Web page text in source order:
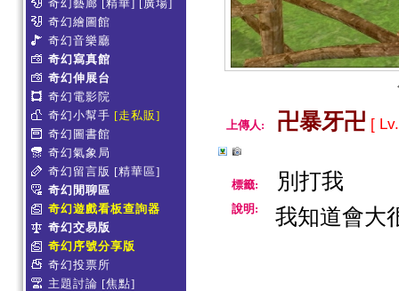
奇幻藝廊 [精華] [廣場]
奇幻繪圖館
奇幻音樂廳
奇幻寫真館
奇幻伸展台
奇幻電影院
奇幻小幫手 [走私販]
奇幻圖書館
奇幻氣象局
奇幻留言版 [精華區]
奇幻閒聊區
奇幻遊戲看板查詢器
奇幻交易版
奇幻序號分享版
奇幻投票所
主題討論 [焦點]
上傳人: 卍暴牙卍 [
標籤: 別打我
說明: 我知道會大